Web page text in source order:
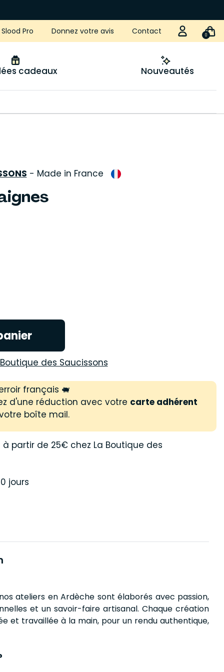
Slood Pro Donnez votre avis Contact 0
cadeaux Nouveautés
- Made in France
des Saucissons
français 🐖
d'une réduction avec votre carte adhérent
boîte mail.
à partir de 25€ chez La Boutique des
jours
ateliers en Ardèche sont élaborés avec passion,
et un savoir-faire artisanal. Chaque création
et travaillée à la main, pour un rendu authentique,